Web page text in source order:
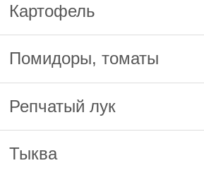
Картофель
Помидоры, томаты
Репчатый лук
Тыква